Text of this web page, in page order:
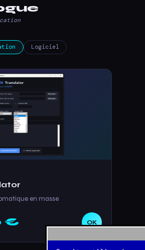
Logiciel
en masse
€ OK